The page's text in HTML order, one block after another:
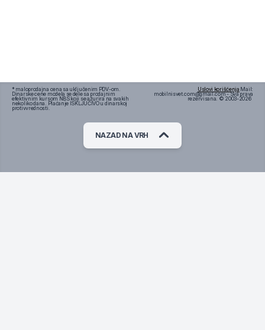
* maloprodajna cena sa uključenim PDV-om.
Dinarske cene modela se dele sa prodajnim
efektivnim kursom NBS koji se ažurira na svakih
nekoliko dana. Plaćanje ISKLJUČIVO u dinarskoj
protivvrednosti.
Uslovi korišćenja Mail:
mobilnisvet.com@gmail.com - Sva prava
rezervisana. © 2003-2026
NAZAD NA VRH